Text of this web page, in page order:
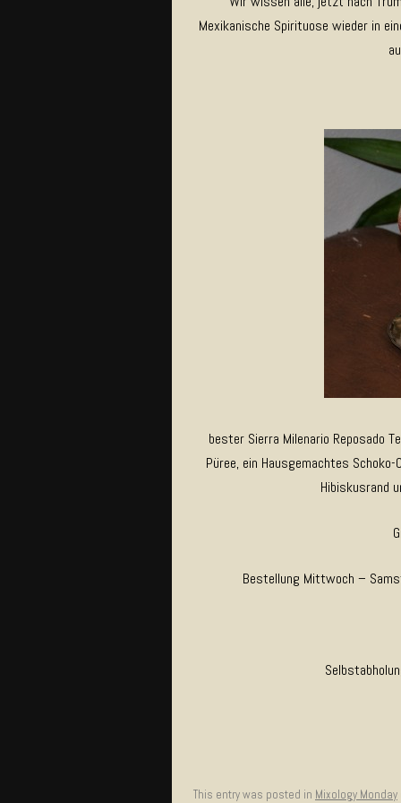
Mexikanische Spirituose wieder in
bester Sierra Milenario Reposado
Püree, ein Hausgemachtes
Hibiskusrand
Bestellung Mittwoch –
This entry was posted in Mixology Monday